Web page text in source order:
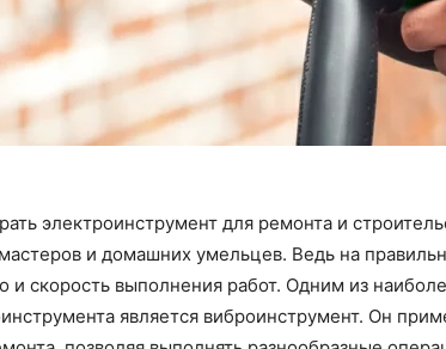
электроинструмент для ремонта и
и домашних умельцев. Ведь на
и скорость выполнения работ. Одним из
является виброинструмент. Он